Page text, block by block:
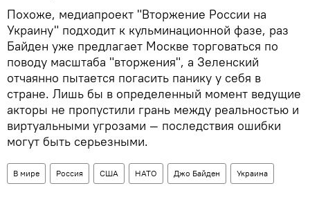
Похоже, медиапроект "Вторжение России на
Украину" подходит к кульминационной фазе, раз
Байден уже предлагает Москве торговаться по
поводу масштаба "вторжения", а Зеленский
отчаянно пытается погасить панику у себя в
стране. Лишь бы в определенный момент ведущие
акторы не пропустили грань между реальностью и
виртуальными угрозами — последствия ошибки
могут быть серьезными.
В мире Россия США НАТО Джо Байден Украина